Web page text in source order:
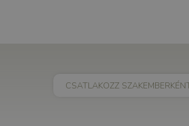
CSATLAKOZZ